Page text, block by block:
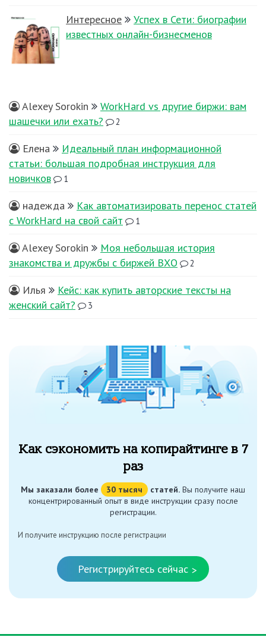
Интересное
Успех в Сети: биографии
известных онлайн-бизнесменов
Alexey Sorokin
WorkHard vs другие биржи: вам
шашечки или ехать?
2
Елена
Идеальный план информационной
статьи: большая подробная инструкция для
новичков
1
надежда
Как автоматизировать перенос статей
с WorkHard на свой сайт
1
Alexey Sorokin
Моя небольшая история
знакомства и дружбы с биржей ВХО
2
Илья
Кейс: как купить авторские тексты на
женский сайт?
3
Как сэкономить на копирайтинге в 7
раз
Мы заказали более 30 тысяч статей. Вы получите наш
концентрированный опыт в виде инструкции сразу после
регистрации.
И получите инструкцию после регистрации
Регистрируйтесь сейчас >